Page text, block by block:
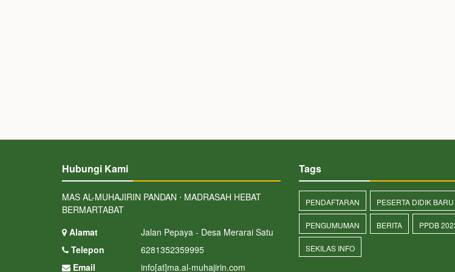
Hubungi Kami
MAS AL-MUHAJIRIN PANDAN ⋅ MADRASAH HEBAT
BERMARTABAT
Alamat
Jalan Pepaya - Desa Merarai Satu
Telepon
6281352359995
Email
info[at]ma.al-muhajirin.com
Tags
PENDAFTARAN PESERTA DIDIK BARU
PENGUMUMAN BERITA PPDB
SEKILAS INFO